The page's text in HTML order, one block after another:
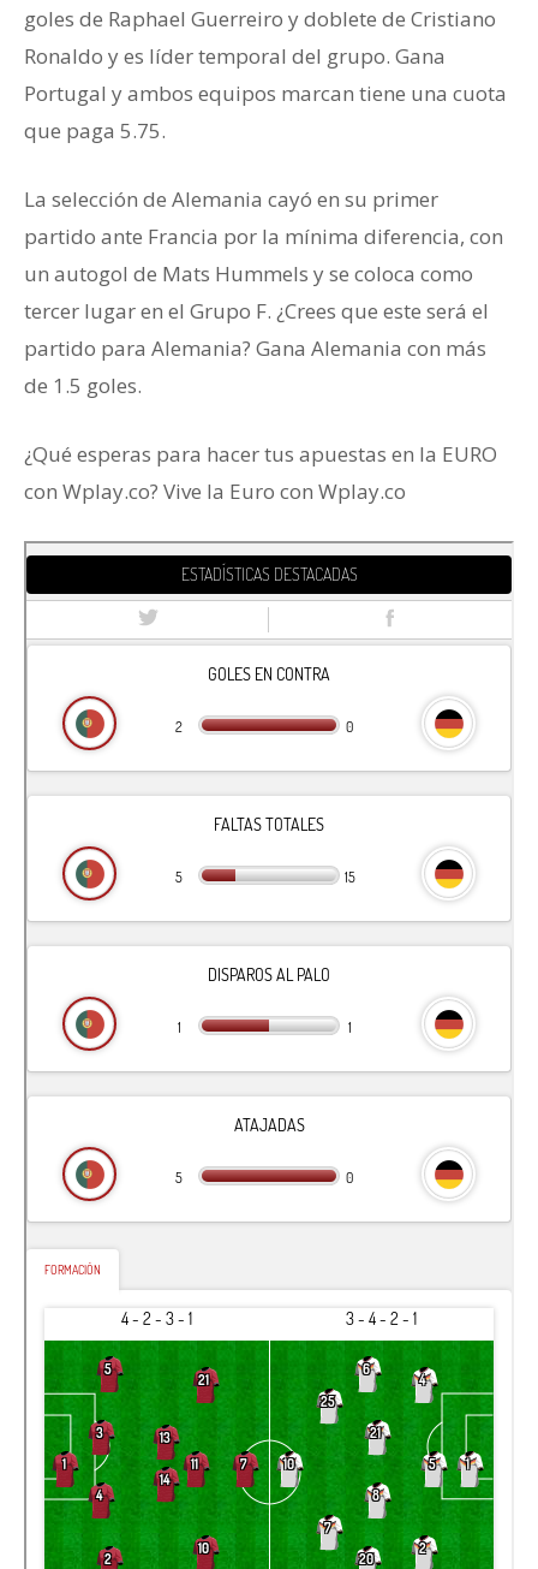
goles de Raphael Guerreiro y doblete de Cristiano
Ronaldo y es líder temporal del grupo. Gana
Portugal y ambos equipos marcan tiene una cuota
que paga 5.75.
La selección de Alemania cayó en su primer
partido ante Francia por la mínima diferencia, con
un autogol de Mats Hummels y se coloca como
tercer lugar en el Grupo F. ¿Crees que este será el
partido para Alemania? Gana Alemania con más
de 1.5 goles.
¿Qué esperas para hacer tus apuestas en la EURO
con Wplay.co? Vive la Euro con Wplay.co